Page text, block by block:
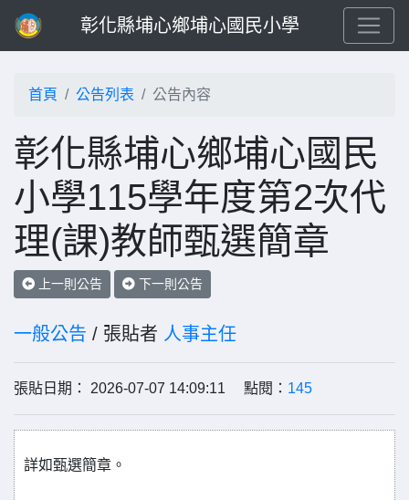
彰化縣埔心鄉埔心國民小學
首頁 公告列表 公告內容
彰化縣埔心鄉埔心國民
小學115學年度第2次代
理(課)教師甄選簡章
上一則公告 下一則公告
一般公告 / 張貼者 人事主任
張貼日期： 2026-07-07 14:09:11 點閱： 145
詳如甄選簡章。